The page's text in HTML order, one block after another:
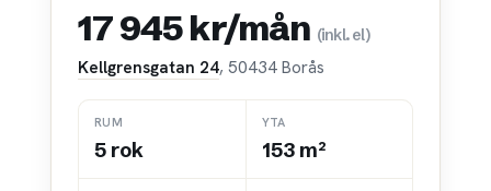
17 945 kr/mån (inkl. el)
Kellgrensgatan 24, 50434 Borås
RUM
5 rok
YTA
153 m²